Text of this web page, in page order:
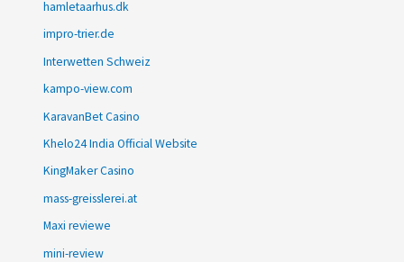
hamletaarhus.dk
impro-trier.de
Interwetten Schweiz
kampo-view.com
KaravanBet Casino
Khelo24 India Official Website
KingMaker Casino
mass-greisslerei.at
Maxi reviewe
mini-review